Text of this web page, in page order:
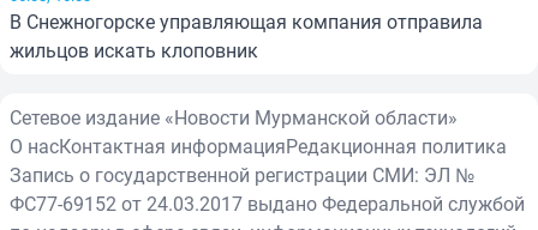
В Снежногорске управляющая компания отправила
жильцов искать клоповник
Сетевое издание «Новости Мурманской области»
О насКонтактная информацияРедакционная политика
Запись о государственной регистрации СМИ: ЭЛ №
ФС77-69152 от 24.03.2017 выдано Федеральной службой